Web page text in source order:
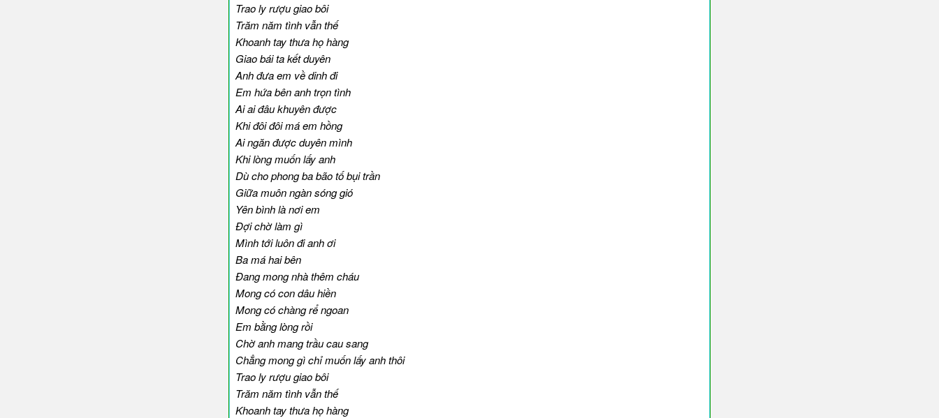
Trao ly rượu giao bôi
Trăm năm tình vẫn thế
Khoanh tay thưa họ hàng
Giao bái ta kết duyên
Anh đưa em về dinh đi
Em hứa bên anh trọn tình
Ai ai đâu khuyên được
Khi đôi đôi má em hồng
Ai ngăn được duyên mình
Khi lòng muốn lấy anh
Dù cho phong ba bão tố bụi trần
Giữa muôn ngàn sóng gió
Yên bình là nơi em
Đợi chờ làm gì
Mình tới luôn đi anh ơi
Ba má hai bên
Đang mong nhà thêm cháu
Mong có con dâu hiền
Mong có chàng rể ngoan
Em bằng lòng rồi
Chờ anh mang trầu cau sang
Chẳng mong gì chỉ muốn lấy anh thôi
Trao ly rượu giao bôi
Trăm năm tình vẫn thế
Khoanh tay thưa họ hàng